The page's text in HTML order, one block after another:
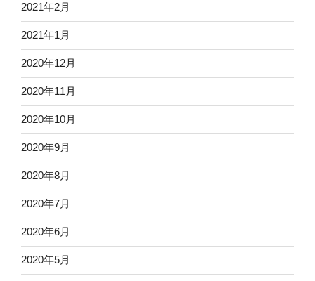
2021年2月
2021年1月
2020年12月
2020年11月
2020年10月
2020年9月
2020年8月
2020年7月
2020年6月
2020年5月